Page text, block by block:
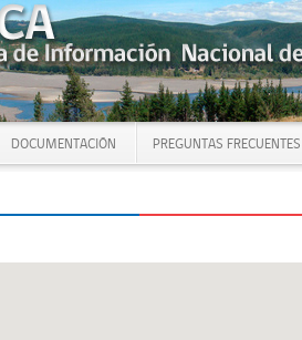
DOCUMENTACIÓN PREGUNTAS FRECUENTES